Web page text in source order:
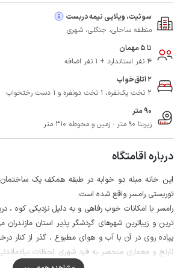
سوئیت، ویلایی نیمه دربست
منطقه ساحلی، جنگلی، شهری
تا 5 مهمان
4 نفر استاندارد + 1 نفر اضافه
2 اتاق‌خواب
2 تخت یک‌نفره، 1 تخت دونفره و 1 دست رختخواب
90 متر
زیربنا 90 متر - زمین و محوطه 310 متر
درباره اقامتگاه
این خانه مبله دو خوابه در طبقه همکف یک
توریستی رامسر واقع شده است.
رامسر با امکانات خوب رفاهی و به دلیل نزدیکی کوه ،
ترین و زیباترین شهرهای گردشگر پذیر استان مازندران
پیاده روی در آن با آب و هوای مطبوع ، گذر از کنار
نارنج و معماری منحصر به فرد شهری لحظات